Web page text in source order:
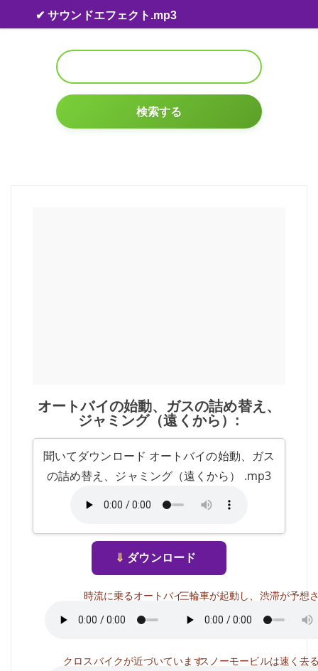
Skip to content
✔ サウンドエフェクト.mp3
検索する
オートバイの始動、ガスの詰め替え、
ジャミング（遠くから）:
聞いてダウンロード オートバイの始動、ガス
の詰め替え、ジャミング（遠くから） .mp3
⇓ ダウンロード
時流に乗るオートバイ
クロスバイクが近づいています
三輪車が起動し、渋滞が予想
スノーモービルは速く去